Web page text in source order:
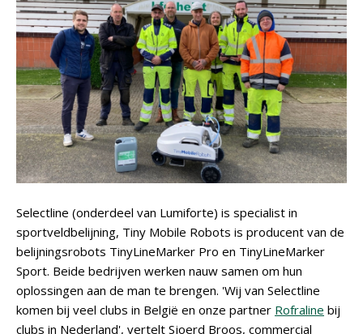
Selectline (onderdeel van Lumiforte) is specialist in
sportveldbelijning, Tiny Mobile Robots is producent van de
belijningsrobots TinyLineMarker Pro en TinyLineMarker
Sport. Beide bedrijven werken nauw samen om hun
oplossingen aan de man te brengen. 'Wij van Selectline
komen bij veel clubs in België en onze partner Rofraline bij
clubs in Nederland', vertelt Sjoerd Broos, commercial